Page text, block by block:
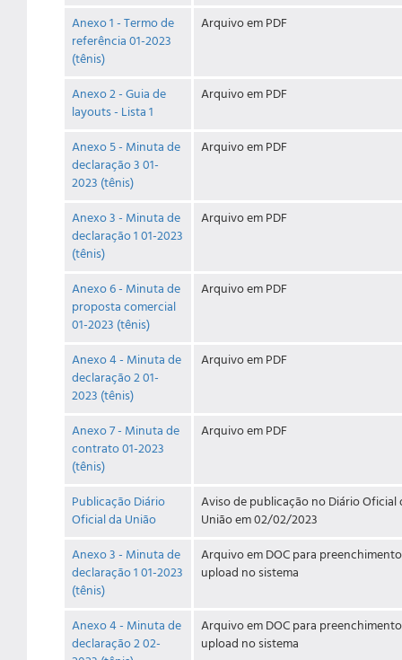
Anexo 1 - Termo de
referência 01-2023
(tênis)
Arquivo em PDF
Anexo 2 - Guia de
layouts - Lista 1
Arquivo em PDF
Anexo 5 - Minuta de
declaração 3 01-
2023 (tênis)
Arquivo em PDF
Anexo 3 - Minuta de
declaração 1 01-2023
(tênis)
Arquivo em PDF
Anexo 6 - Minuta de
proposta comercial
01-2023 (tênis)
Arquivo em PDF
Anexo 4 - Minuta de
declaração 2 01-
2023 (tênis)
Arquivo em PDF
Anexo 7 - Minuta de
contrato 01-2023
(tênis)
Arquivo em PDF
Publicação Diário
Oficial da União
Aviso de publicação no Diário Oficial
União em 02/02/2023
Anexo 3 - Minuta de
declaração 1 01-2023
(tênis)
Arquivo em DOC para
upload no sistema
Anexo 4 - Minuta de
declaração 2 02-
Arquivo em DOC para
upload no sistema